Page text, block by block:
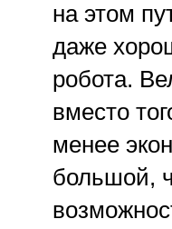
на этом
даже
робота.
вместо
менее
большой,